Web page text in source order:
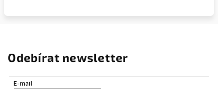
Odebírat newsletter
E-mail